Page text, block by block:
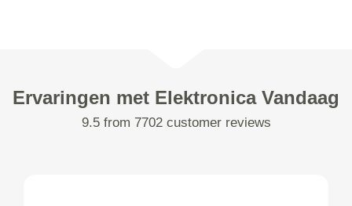
Ervaringen met Elektronica Vandaag
9.5 from 7702 customer reviews